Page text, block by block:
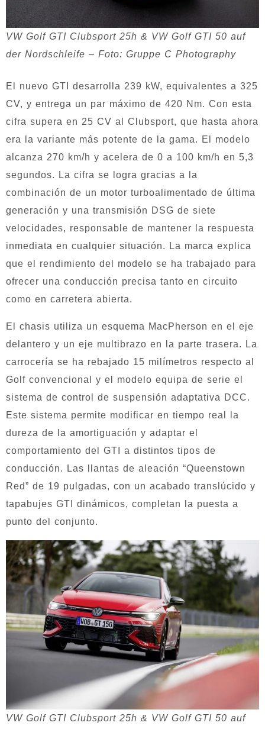
VW Golf GTI Clubsport 25h & VW Golf GTI 50 auf
der Nordschleife – Foto: Gruppe C Photography
El nuevo GTI desarrolla 239 kW, equivalentes a 325
CV, y entrega un par máximo de 420 Nm. Con esta
cifra supera en 25 CV al Clubsport, que hasta ahora
era la variante más potente de la gama. El modelo
alcanza 270 km/h y acelera de 0 a 100 km/h en 5,3
segundos. La cifra se logra gracias a la
combinación de un motor turboalimentado de última
generación y una transmisión DSG de siete
velocidades, responsable de mantener la respuesta
inmediata en cualquier situación. La marca explica
que el rendimiento del modelo se ha trabajado para
ofrecer una conducción precisa tanto en circuito
como en carretera abierta.
El chasis utiliza un esquema MacPherson en el eje
delantero y un eje multibrazo en la parte trasera. La
carrocería se ha rebajado 15 milímetros respecto al
Golf convencional y el modelo equipa de serie el
sistema de control de suspensión adaptativa DCC.
Este sistema permite modificar en tiempo real la
dureza de la amortiguación y adaptar el
comportamiento del GTI a distintos tipos de
conducción. Las llantas de aleación “Queenstown
Red” de 19 pulgadas, con un acabado translúcido y
tapabujes GTI dinámicos, completan la puesta a
punto del conjunto.
VW Golf GTI Clubsport 25h & VW Golf GTI 50 auf